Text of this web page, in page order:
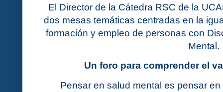
El Director de la Cátedra RSC de la
dos mesas temáticas centradas en la
formación y empleo de personas con
Mental.
Un foro para comprender el
Pensar en salud mental es pensar